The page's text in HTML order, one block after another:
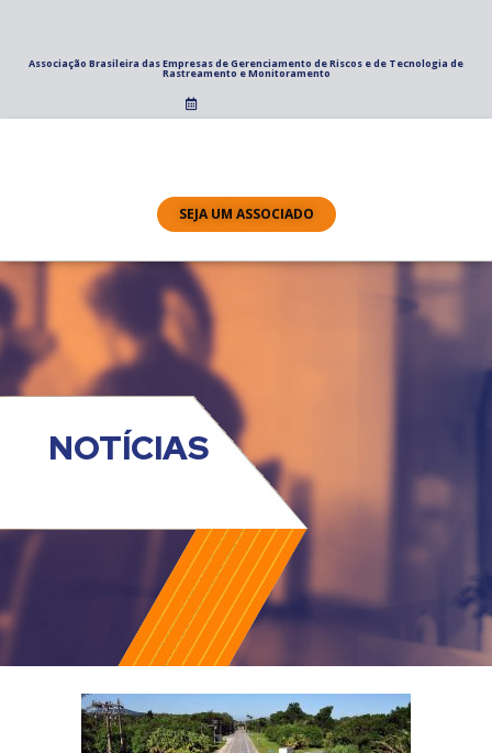
Associação Brasileira das Empresas de Gerenciamento de Riscos e de Tecnologia de
Rastreamento e Monitoramento
SEJA UM ASSOCIADO
NOTÍCIAS